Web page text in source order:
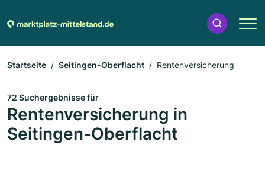
Startseite Seitingen-Oberflacht Rentenversicherung
72 Suchergebnisse für
Rentenversicherung in
Seitingen-Oberflacht